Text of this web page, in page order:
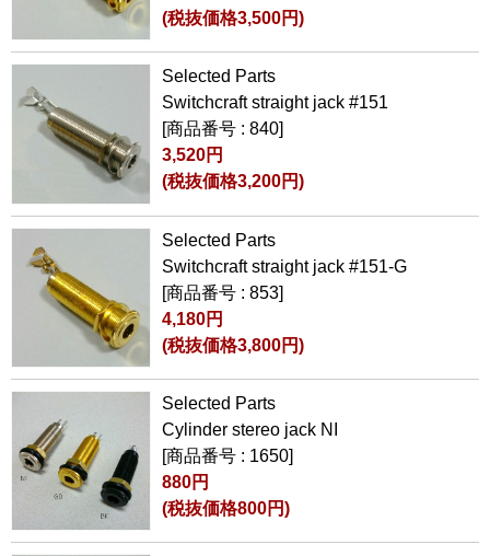
(税抜価格3,500円)
Selected Parts
Switchcraft straight jack #151
[商品番号 : 840]
3,520円
(税抜価格3,200円)
Selected Parts
Switchcraft straight jack #151-G
[商品番号 : 853]
4,180円
(税抜価格3,800円)
Selected Parts
Cylinder stereo jack NI
[商品番号 : 1650]
880円
(税抜価格800円)